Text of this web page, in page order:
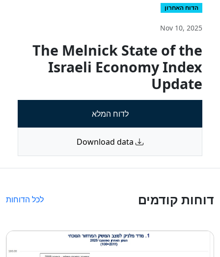
הדוח האחרון
Nov 10, 2025
The Melnick State of the
Israeli Economy Index
Update
לדוח המלא
דוחות קודמים לכל הדוחות